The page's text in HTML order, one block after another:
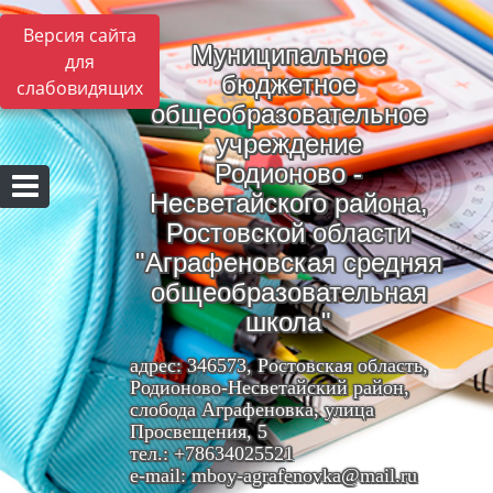
Версия сайта
для
слабовидящих
Муниципальное
бюджетное
общеобразовательное
учреждение
Родионово -
Несветайского района,
Ростовской области
"Аграфеновская средняя
общеобразовательная
школа"
адрес: 346573, Ростовская область,
Родионово-Несветайский район,
слобода Аграфеновка, улица
Просвещения, 5
тел.: +78634025521
e-mail: mboy-agrafenovka@mail.ru